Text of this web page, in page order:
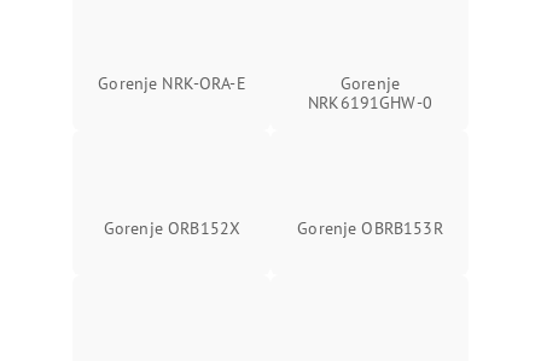
Gorenje NRK-ORA-E
Gorenje
NRK6191GHW-0
Gorenje ORB152X Gorenje OBRB153R